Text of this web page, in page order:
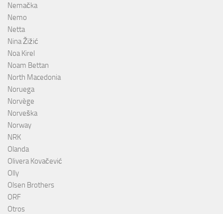
Nemačka
Nemo
Netta
Nina Žižić
Noa Kirel
Noam Bettan
North Macedonia
Noruega
Norvège
Norveška
Norway
NRK
Olanda
Olivera Kovačević
Olly
Olsen Brothers
ORF
Otros